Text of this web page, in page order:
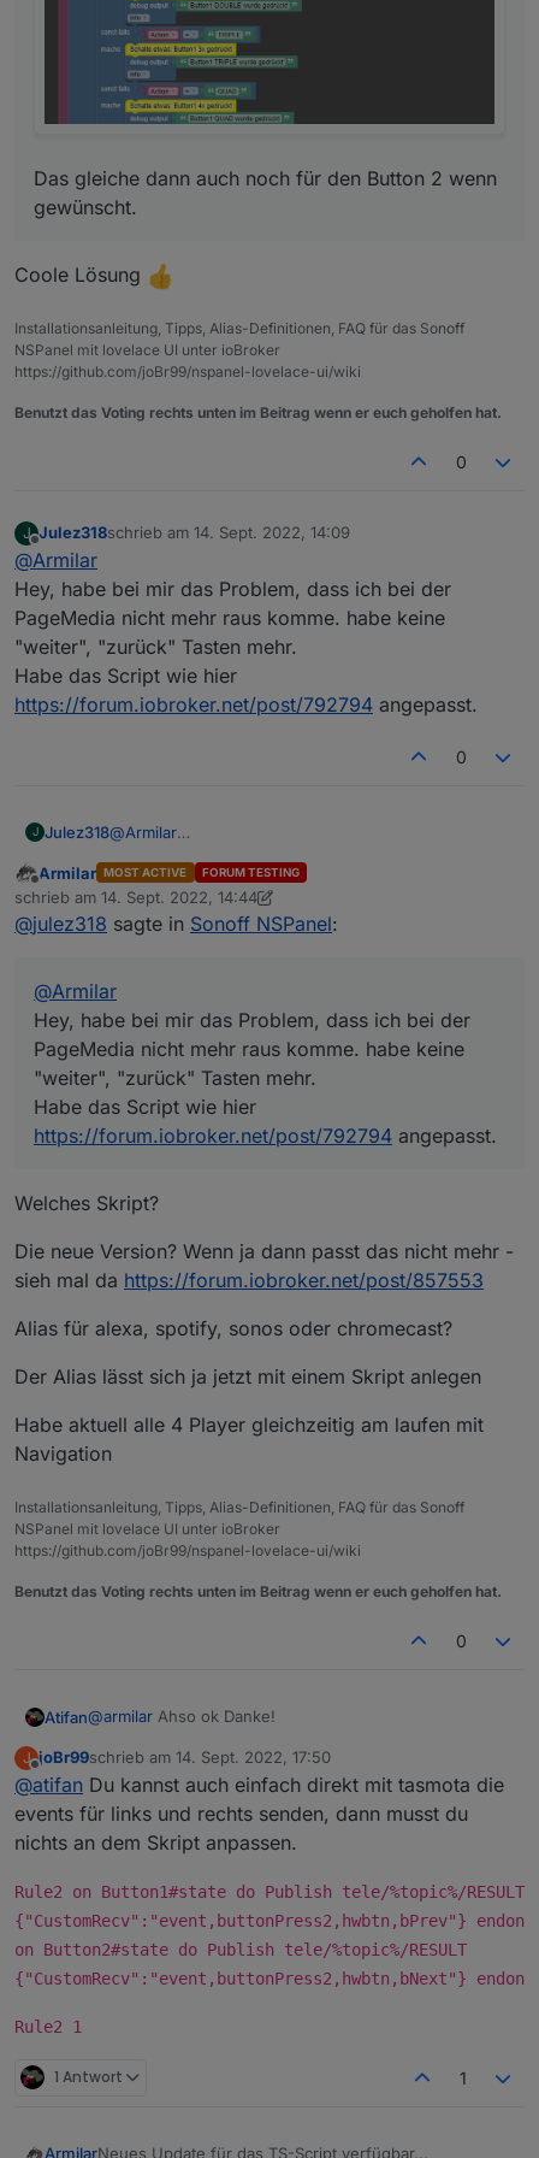
Das gleiche dann auch noch für den Button 2 wenn
gewünscht.
Coole Lösung
Installationsanleitung, Tipps, Alias-Definitionen, FAQ für das Sonoff
NSPanel mit lovelace UI unter ioBroker
https://github.com/joBr99/nspanel-lovelace-ui/wiki
Benutzt das Voting rechts unten im Beitrag wenn er euch geholfen hat.
0
J
Offline
Julez318schrieb am 14. Sept. 2022, 14:09
zuletzt editiert von
@Armilar
Hey, habe bei mir das Problem, dass ich bei der
PageMedia nicht mehr raus komme. habe keine
"weiter", "zurück" Tasten mehr.
Habe das Script wie hier
https://forum.iobroker.net/post/792794 angepasst.
0
J Julez318@Armilar
PageMedia nicht mehr raus komme. habe keine
"weiter", "zurück" Tasten mehr.
Habe das Script wie hier
Offline
Armilar MOST ACTIVE FORUM TESTING
schrieb am 14. Sept. 2022, 14:44
zuletzt editiert von Armilar
@julez318 sagte in Sonoff NSPanel:
@Armilar
Hey, habe bei mir das Problem, dass ich bei der
PageMedia nicht mehr raus komme. habe keine
"weiter", "zurück" Tasten mehr.
Habe das Script wie hier
https://forum.iobroker.net/post/792794 angepasst.
Welches Skript?
Die neue Version? Wenn ja dann passt das nicht mehr -
sieh mal da https://forum.iobroker.net/post/857553
Alias für alexa, spotify, sonos oder chromecast?
Der Alias lässt sich ja jetzt mit einem Skript anlegen
Habe aktuell alle 4 Player gleichzeitig am laufen mit
Navigation
Installationsanleitung, Tipps, Alias-Definitionen, FAQ für das Sonoff
NSPanel mit lovelace UI unter ioBroker
https://github.com/joBr99/nspanel-lovelace-ui/wiki
Benutzt das Voting rechts unten im Beitrag wenn er euch geholfen hat.
0
Atifan@armilar Ahso ok Danke!
Hm ok, ich fände es von der Bedienung her halt
bequem wenn man über die Buttons einfach links und
rechts Scrollen könnte, so wie mit den Pfeilen.
Ist das großer Aufwand zu programmieren?
J
Offline
joBr99schrieb am 14. Sept. 2022, 17:50
zuletzt editiert von
@atifan Du kannst auch einfach direkt mit tasmota die
events für links und rechts senden, dann musst du
nichts an dem Skript anpassen.
Rule2 on Button1#state do Publish tele/%topic%/RESULT
{"CustomRecv":"event,buttonPress2,hwbtn,bPrev"} endon
on Button2#state do Publish tele/%topic%/RESULT
{"CustomRecv":"event,buttonPress2,hwbtn,bNext"} endon
Rule2 1
1 Antwort 1
ArmilarNeues Update für das TS-Script verfügbar...